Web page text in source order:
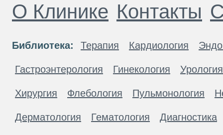
О Клинике Контакты
Библиотека: Терапия Кардиология
Гастроэнтерология Гинекология Урология
Хирургия Флебология Пульмонология
Дерматология Гематология Диагностика